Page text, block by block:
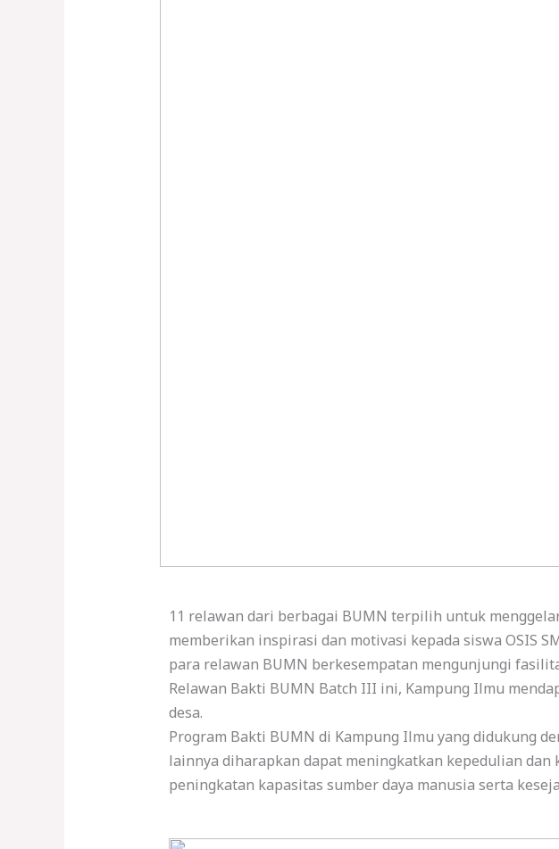
11 relawan dari berbagai BUMN terpilih untuk
memberikan inspirasi dan motivasi kepada siswa OSIS
para relawan BUMN berkesempatan mengunjungi
Relawan Bakti BUMN Batch III ini, Kampung Ilmu
desa.
Program Bakti BUMN di Kampung Ilmu yang didukung
lainnya diharapkan dapat meningkatkan kepedulian
peningkatan kapasitas sumber daya manusia serta